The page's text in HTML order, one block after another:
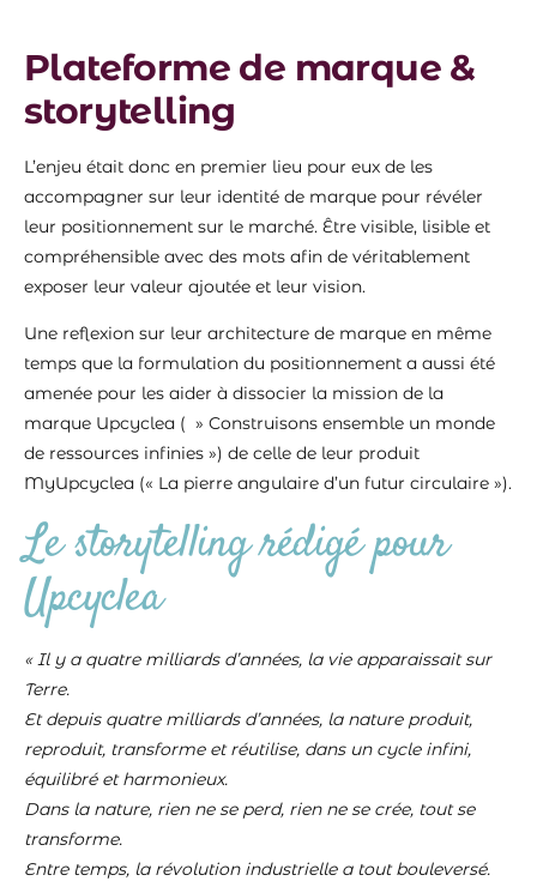
Plateforme de marque &
storytelling
L’enjeu était donc en premier lieu pour eux de les
accompagner sur leur identité de marque pour révéler
leur positionnement sur le marché. Être visible, lisible et
compréhensible avec des mots afin de véritablement
exposer leur valeur ajoutée et leur vision.
Une reflexion sur leur architecture de marque en même
temps que la formulation du positionnement a aussi été
amenée pour les aider à dissocier la mission de la
marque Upcyclea ( » Construisons ensemble un monde
de ressources infinies ») de celle de leur produit
MyUpcyclea (« La pierre angulaire d’un futur circulaire »).
Le storytelling rédigé pour
Upcyclea
« Il y a quatre milliards d’années, la vie apparaissait sur
Terre.
Et depuis quatre milliards d’années, la nature produit,
reproduit, transforme et réutilise, dans un cycle infini,
équilibré et harmonieux.
Dans la nature, rien ne se perd, rien ne se crée, tout se
transforme.
Entre temps, la révolution industrielle a tout bouleversé.